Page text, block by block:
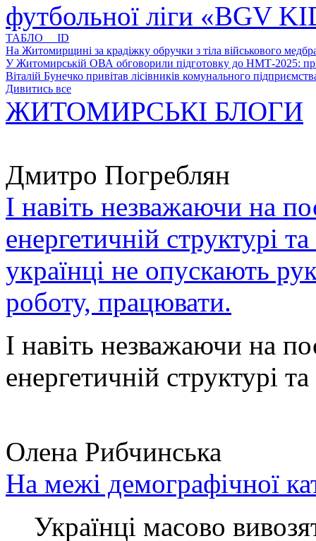
футбольної ліги «BGV
ТАБЛО ID
На Житомирщині за крадіжку обручки з тіла військового
У Житомирській ОВА обговорили підготовку до НМТ-2025:
Віталій Бунечко привітав лісівників комунального
Дивитись все
ЖИТОМИРСЬКІ БЛОГИ
Дмитро Погреблян
І навіть незважаючи на
енергетичній структурі
українці не опускають
роботу, працювати.
І навіть незважаючи на
енергетичній структурі
Олена Рибчинська
На межі демографічної
Українці масово